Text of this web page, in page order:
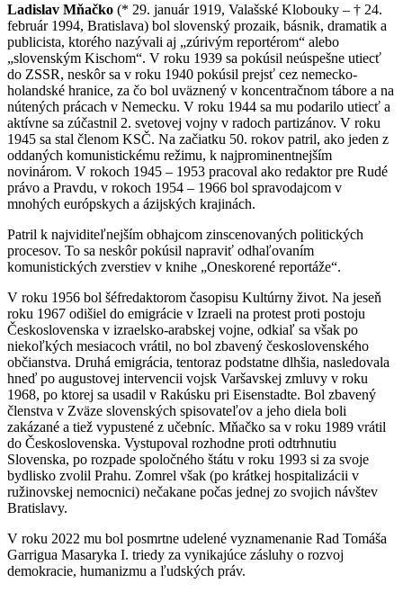
Ladislav Mňačko (* 29. január 1919, Valašské Klobouky – † 24.
február 1994, Bratislava) bol slovenský prozaik, básnik, dramatik a
publicista, ktorého nazývali aj „zúrivým reportérom“ alebo
„slovenským Kischom“. V roku 1939 sa pokúsil neúspešne utiecť
do ZSSR, neskôr sa v roku 1940 pokúsil prejsť cez nemecko-
holandské hranice, za čo bol uväznený v koncentračnom tábore a na
nútených prácach v Nemecku. V roku 1944 sa mu podarilo utiecť a
aktívne sa zúčastnil 2. svetovej vojny v radoch partizánov. V roku
1945 sa stal členom KSČ. Na začiatku 50. rokov patril, ako jeden z
oddaných komunistickému režimu, k najprominentnejším
novinárom. V rokoch 1945 – 1953 pracoval ako redaktor pre Rudé
právo a Pravdu, v rokoch 1954 – 1966 bol spravodajcom v
mnohých európskych a ázijských krajinách.
Patril k najviditeľnejším obhajcom zinscenovaných politických
procesov. To sa neskôr pokúsil napraviť odhaľovaním
komunistických zverstiev v knihe „Oneskorené reportáže“.
V roku 1956 bol šéfredaktorom časopisu Kultúrny život. Na jeseň
roku 1967 odišiel do emigrácie v Izraeli na protest proti postoju
Československa v izraelsko-arabskej vojne, odkiaľ sa však po
niekoľkých mesiacoch vrátil, no bol zbavený československého
občianstva. Druhá emigrácia, tentoraz podstatne dlhšia, nasledovala
hneď po augustovej intervencii vojsk Varšavskej zmluvy v roku
1968, po ktorej sa usadil v Rakúsku pri Eisenstadte. Bol zbavený
členstva v Zväze slovenských spisovateľov a jeho diela boli
zakázané a tiež vypustené z učebníc. Mňačko sa v roku 1989 vrátil
do Československa. Vystupoval rozhodne proti odtrhnutiu
Slovenska, po rozpade spoločného štátu v roku 1993 si za svoje
bydlisko zvolil Prahu. Zomrel však (po krátkej hospitalizácii v
ružinovskej nemocnici) nečakane počas jednej zo svojich návštev
Bratislavy.
V roku 2022 mu bol posmrtne udelené vyznamenanie Rad Tomáša
Garrigua Masaryka I. triedy za vynikajúce zásluhy o rozvoj
demokracie, humanizmu a ľudských práv.